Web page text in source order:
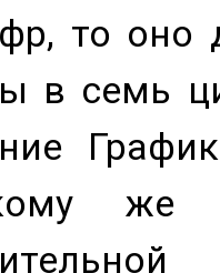
то оно
в семь
же